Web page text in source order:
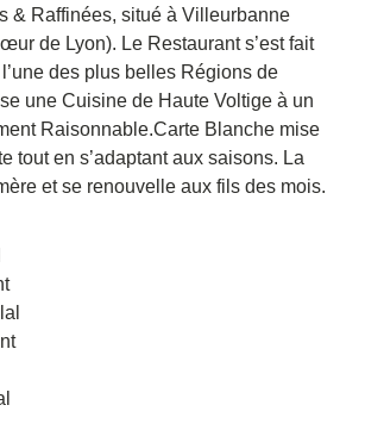
& Raffinées, situé à Villeurbanne
de Lyon). Le Restaurant s’est fait
des plus belles Régions de
une Cuisine de Haute Voltige à un
Raisonnable.Carte Blanche mise
tout en s’adaptant aux saisons. La
et se renouvelle aux fils des mois.